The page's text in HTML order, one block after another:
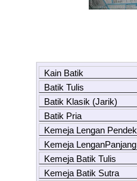
Kain Batik
Batik Tulis
Batik Klasik (Jarik)
Batik Pria
Kemeja Lengan Pendek
Kemeja LenganPanjang
Kemeja Batik Tulis
Kemeja Batik Sutra